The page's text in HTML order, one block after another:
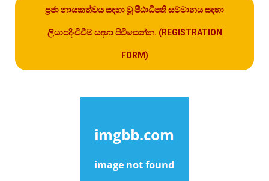
ප්‍රජා නායකත්වය සඳහා වූ පීඨාධිපති සම්මානය සඳහා
ලියාපදිංචිවීම සඳහා පිවිසෙන්න. (REGISTRATION
FORM)